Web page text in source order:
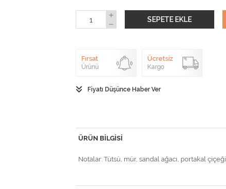
SEPETE EKLE
Fırsat
Ürünü
Ücretsiz
Kargo
Fiyatı Düşünce Haber Ver
ÜRÜN BILGISI
Notalar: Tütsü, mür, sandal ağacı, portakal çiçeği